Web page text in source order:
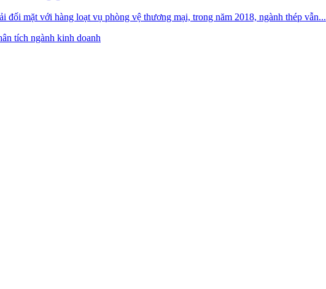
mặt với hàng loạt vụ phòng vệ thương mại, trong năm 2018, ngành thép vẫn...
tích ngành kinh doanh